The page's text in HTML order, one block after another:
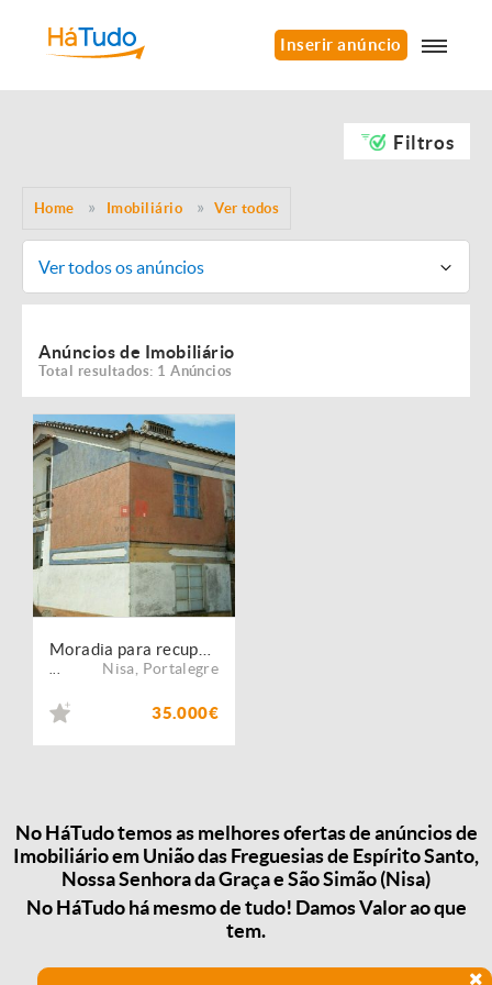
Inserir anúncio
Filtros
Home Imobiliário Ver todos
Ver todos os anúncios
Anúncios de Imobiliário
Total resultados: 1 Anúncios
Nisa Portalegre
35.000€
No HáTudo temos as melhores ofertas de anúncios de
Imobiliário em União das Freguesias de Espírito Santo,
Nossa Senhora da Graça e São Simão (Nisa)
No HáTudo há mesmo de tudo! Damos Valor ao que
tem.